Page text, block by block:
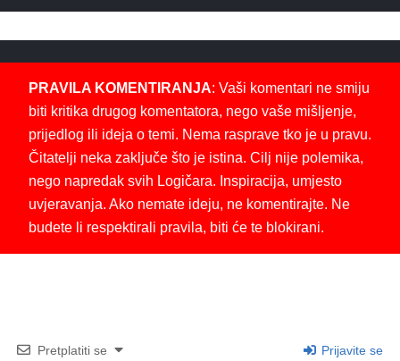
PRAVILA KOMENTIRANJA: Vaši komentari ne smiju
biti kritika drugog komentatora, nego vaše mišljenje,
prijedlog ili ideja o temi. Nema rasprave tko je u pravu.
Čitatelji neka zaključe što je istina. Cilj nije polemika,
nego napredak svih Logičara. Inspiracija, umjesto
uvjeravanja. Ako nemate ideju, ne komentirajte. Ne
budete li respektirali pravila, biti će te blokirani.
Pretplatiti se Prijavite se